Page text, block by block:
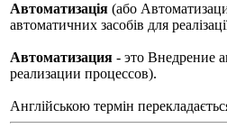
Автоматизація (або
автоматичних засобів для
Автоматизация - это Внедрение
реализации процессов).
Англійською термін